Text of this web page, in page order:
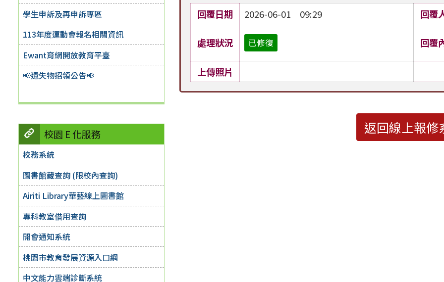
學生申訴及再申訴專區
113年度運動會報名相關資訊
Ewant育網開放教育平臺
📢遺失物招領公告📢
校園 E 化服務
校務系統
圖書館藏查詢 (限校內查詢)
Airiti Library華藝線上圖書館
專科教室借用查詢
開會通知系統
桃園市教育發展資源入口網
中文能力雲端診斷系統
回覆日期 2026-06-01 09:29 回覆
處理狀況 已修復 回覆
上傳照片
返回線上報修